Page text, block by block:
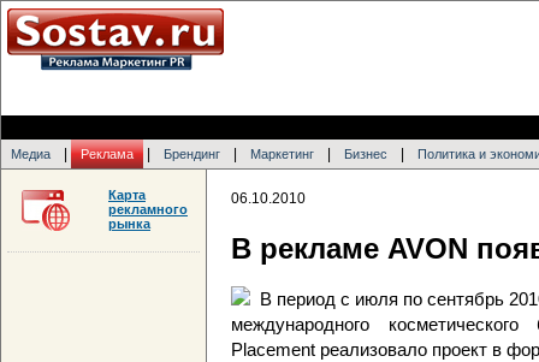
Медиа Реклама Брендинг Маркетинг Бизнес Политика и
06.10.2010
В рекламе AVON
В период с июля по сентябрь
международного
Placement реализовало проект в
Карта
рекламного
рынка